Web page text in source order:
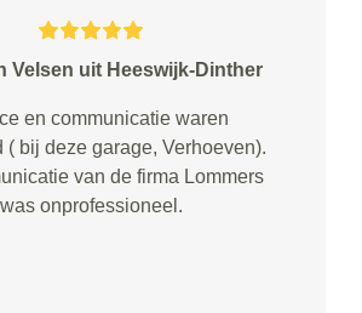
Velsen uit Heeswijk-Dinther
en communicatie waren
( bij deze garage, Verhoeven).
van de firma Lommers
was onprofessioneel.